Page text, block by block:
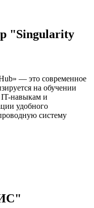
"Singularity
— это современное
на обучении
IT-навыкам и
удобного
систему